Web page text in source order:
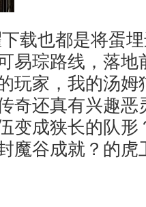
载也都是将蛋
易琮路线，落地
玩家，我的汤姆
奇还真有兴趣恶
变成狭长的队形
魔谷成就？的虎